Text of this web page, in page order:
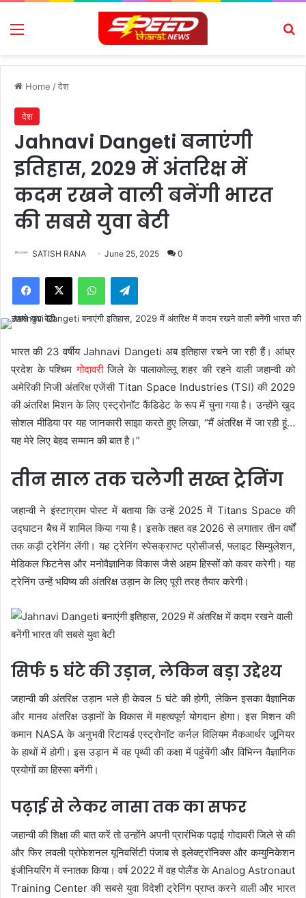
Menu
Home /देश
देश
Jahnavi Dangeti बनाएंगी
इतिहास, 2029 में अंतरिक्ष में
कदम रखने वाली बनेंगी भारत
की सबसे युवा बेटी
SATISH RANA June 25, 2025 0
Facebook
X WhatsAppTelegram
भारत की 23 वर्षीय Jahnavi Dangeti अब इतिहास रचने जा रही हैं। आंध्र
प्रदेश के पश्चिमगोदावरीजिले के पालाकोल्लू शहर की रहने वाली जहान्वी को
अमेरिकी निजी अंतरिक्ष एजेंसी Titan Space Industries (TSI) की 2029
की अंतरिक्ष मिशन के लिए एस्ट्रोनॉट कैंडिडेट के रूप में चुना गया है। उन्होंने खुद
सोशल मीडिया पर यह जानकारी साझा करते हुए लिखा, “मैं अंतरिक्ष में जा रही हूं…
यह मेरे लिए बेहद सम्मान की बात है।”
तीन साल तक चलेगी सख्त ट्रेनिंग
जहान्वी ने इंस्टाग्राम पोस्ट में बताया कि उन्हें 2025 में Titans Space की
उद्घाटन बैच में शामिल किया गया है। इसके तहत वह 2026 से लगातार तीन वर्षों
तक कड़ी ट्रेनिंग लेंगी। यह ट्रेनिंग स्पेसक्राफ्ट प्रोसीजर्स, फ्लाइट सिम्युलेशन,
मेडिकल फिटनेस और मनोवैज्ञानिक विकास जैसे अहम हिस्सों को कवर करेगी। यह
ट्रेनिंग उन्हें भविष्य की अंतरिक्ष उड़ान के लिए पूरी तरह तैयार करेगी।
सिर्फ 5 घंटे की उड़ान, लेकिन बड़ा उद्देश्य
जहान्वी की अंतरिक्ष उड़ान भले ही केवल 5 घंटे की होगी, लेकिन इसका वैज्ञानिक
और मानव अंतरिक्ष उड़ानों के विकास में महत्वपूर्ण योगदान होगा। इस मिशन की
कमान NASA के अनुभवी रिटायर्ड एस्ट्रोनॉट कर्नल विलियम मैकआर्थर जूनियर
के हाथों में होगी। इस उड़ान में वह पृथ्वी की कक्षा में पहुंचेंगी और विभिन्न वैज्ञानिक
प्रयोगों का हिस्सा बनेंगी।
पढ़ाई से लेकर नासा तक का सफर
जहान्वी की शिक्षा की बात करें तो उन्होंने अपनी प्रारंभिक पढ़ाई गोदावरी जिले से की
और फिर लवली प्रोफेशनल यूनिवर्सिटी पंजाब से इलेक्ट्रॉनिक्स और कम्युनिकेशन
इंजीनियरिंग में स्नातक किया। वर्ष 2022 में वह पोलैंड के Analog Astronaut
Training Center की सबसे युवा विदेशी ट्रेनिंग प्राप्त करने वाली और भारत